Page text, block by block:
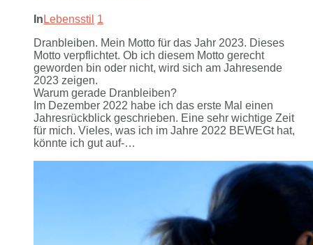
In Lebensstil 1
Dranbleiben. Mein Motto für das Jahr 2023. Dieses
Motto verpflichtet. Ob ich diesem Motto gerecht
geworden bin oder nicht, wird sich am Jahresende
2023 zeigen.
Warum gerade Dranbleiben?
Im Dezember 2022 habe ich das erste Mal einen
Jahresrückblick geschrieben. Eine sehr wichtige Zeit
für mich. Vieles, was ich im Jahre 2022 BEWEGt hat,
könnte ich gut auf-…